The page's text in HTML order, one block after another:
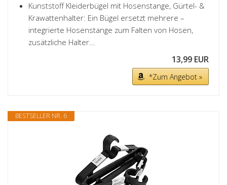
Kunststoff Kleiderbügel mit Hosenstange, Gürtel- &
Krawattenhalter: Ein Bügel ersetzt mehrere –
integrierte Hosenstange zum Falten von Hosen,
zusätzliche Halter...
13,99 EUR
*Zum Angebot »
BESTSELLER NR. 6